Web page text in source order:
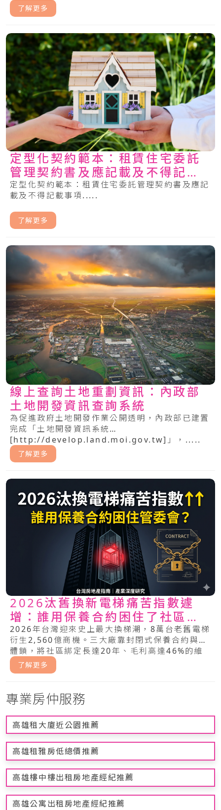
了解更多
定型化契約範本：租賃住宅委託
管理契約書及應記載及不得記載
事項
定型化契約範本：租賃住宅委託管理契約書及應記
載及不得記載事項.....
了解更多
線上查詢土地重劃資訊：內政部
土地開發資訊查詢系統
為促進政府土地開發作業公開透明，內政部已建置
完成「土地開發資訊系統
[http://develop.land.moi.gov.tw]」，.....
了解更多
2026汰舊換新電梯痛苦指數遽
增：誰用保養合約困住了社區管
委會？
2026年台灣迎來史上最大換梯潮，8萬台老舊電梯
衍生2,560億商機。三大廠靠封閉式保養合約與軟
體鎖，將社區綁定長達20年、毛利高達46%的維
修暴利中。管委會該如何突破這場不平等的電梯困
局？.....
了解更多
專業房仲服務
高雄租大廈近公園推薦
高雄租雅房低總價推薦
高雄樓中樓出租房地產經紀推薦
高雄公寓出租房地產經紀推薦